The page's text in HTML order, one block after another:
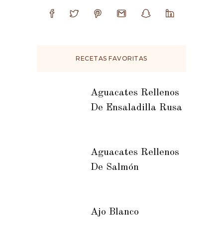
RECETAS FAVORITAS
Aguacates Rellenos
De Ensaladilla Rusa
Aguacates Rellenos
De Salmón
Ajo Blanco